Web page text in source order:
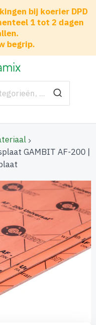
bij koerier DPD
1 tot 2 dagen
begrip.
GAMBIT AF-200 |